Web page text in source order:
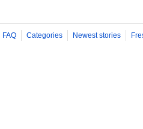
FAQ Categories Newest stories